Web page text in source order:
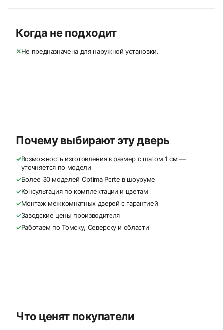
Когда не подходит
✕Не предназначена для наружной установки.
Почему выбирают эту дверь
✓Возможность изготовления в размер с шагом 1 см —
уточняется по модели
✓Более 30 моделей Optima Porte в шоуруме
✓Консультация по комплектации и цветам
✓Монтаж межкомнатных дверей с гарантией
✓Заводские цены производителя
✓Работаем по Томску, Северску и области
Что ценят покупатели